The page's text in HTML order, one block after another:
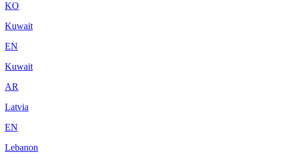
KO
Kuwait
EN
Kuwait
AR
Latvia
EN
Lebanon